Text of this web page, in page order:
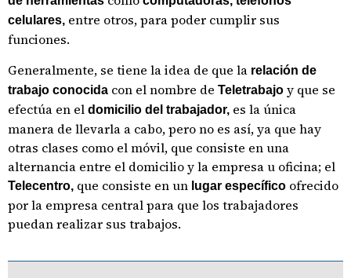
celulares, entre otros, para poder cumplir sus
funciones.
Generalmente, se tiene la idea de que la relación de
trabajo conocida con el nombre de Teletrabajo y que se
efectúa en el domicilio del trabajador, es la única
manera de llevarla a cabo, pero no es así, ya que hay
otras clases como el móvil, que consiste en una
alternancia entre el domicilio y la empresa u oficina; el
Telecentro, que consiste en un lugar específico ofrecido
por la empresa central para que los trabajadores
puedan realizar sus trabajos.